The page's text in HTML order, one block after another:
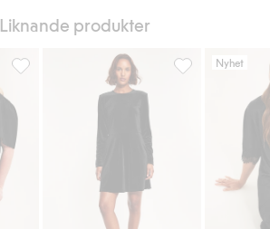
Liknande produkter
Satinklänning med spetskant, Lägg till i
Kort
Nyhet